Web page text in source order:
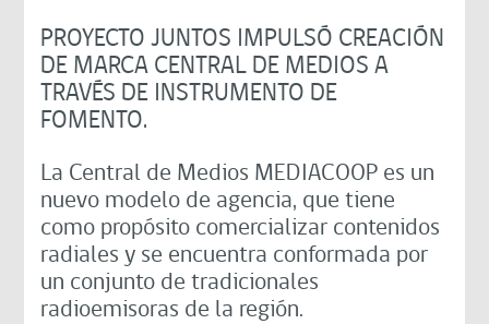
PROYECTO JUNTOS IMPULSÓ CREACIÓN
DE MARCA CENTRAL DE MEDIOS A
TRAVÉS DE INSTRUMENTO DE
FOMENTO.
La Central de Medios MEDIACOOP es un
nuevo modelo de agencia, que tiene
como propósito comercializar contenidos
radiales y se encuentra conformada por
un conjunto de tradicionales
radioemisoras de la región.